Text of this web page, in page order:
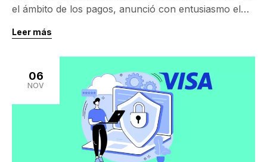
el ámbito de los pagos, anunció con entusiasmo el
Program” en la región del Medio Oriente y África
(MEA). Este programa tiene como objetivo primordial
acelerar la entrada al mercado y fomentar la
innovación en el ámbito de los pagos, […]
Leer más
06
NOV